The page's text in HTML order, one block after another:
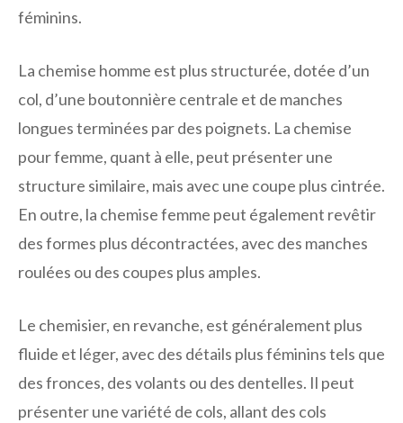
féminins.
La chemise homme est plus structurée, dotée d’un
col, d’une boutonnière centrale et de manches
longues terminées par des poignets. La chemise
pour femme, quant à elle, peut présenter une
structure similaire, mais avec une coupe plus cintrée.
En outre, la chemise femme peut également revêtir
des formes plus décontractées, avec des manches
roulées ou des coupes plus amples.
Le chemisier, en revanche, est généralement plus
fluide et léger, avec des détails plus féminins tels que
des fronces, des volants ou des dentelles. Il peut
présenter une variété de cols, allant des cols